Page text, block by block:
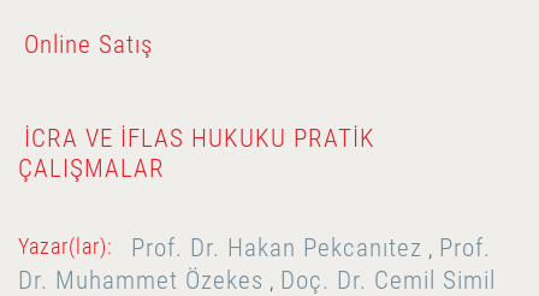
Online Satış
İCRA VE İFLAS HUKUKU PRATIK
ÇALIŞMALAR
Yazar(lar): Prof. Dr. Hakan Pekcanıtez , Prof.
Dr. Muhammet Özekes , Doç. Dr. Cemil Simil